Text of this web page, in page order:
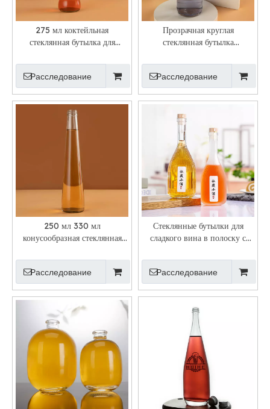
275 мл коктейльная
стеклянная бутылка для
крышкой
Расследование
Прозрачная круглая
стеклянная бутылка
Расследование
250 мл 330 мл
конусообразная стеклянная
Расследование
Стеклянные бутылки для
сладкого вина в полоску с
Расследование